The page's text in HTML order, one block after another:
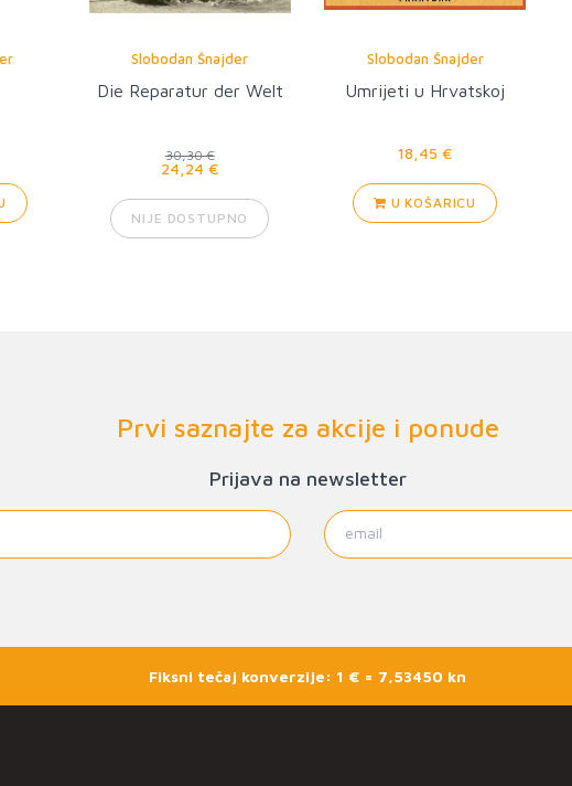
Slobodan Šnajder
Die Reparatur der Welt
30,30 €
24,24 €
NIJE DOSTUPNO
Slobodan Šnajder
Umrijeti u Hrvatskoj
18,45 €
U KOŠARICU
Prvi saznajte za akcije i ponude
Prijava na newsletter
Fiksni tečaj konverzije: 1 € = 7,53450 kn